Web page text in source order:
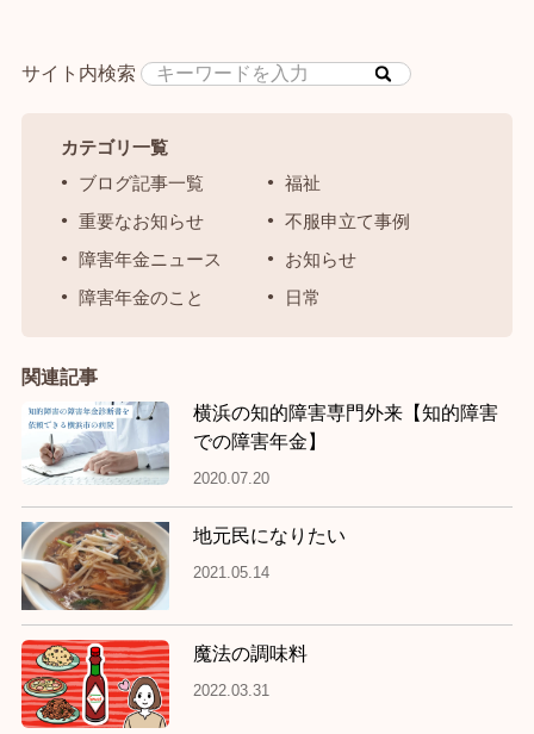
サイト内検索
カテゴリ一覧
ブログ記事一覧
福祉
重要なお知らせ
不服申立て事例
障害年金ニュース
お知らせ
障害年金のこと
日常
関連記事
横浜の知的障害専門外来【知的障害
での障害年金】
2020.07.20
地元民になりたい
2021.05.14
魔法の調味料
2022.03.31